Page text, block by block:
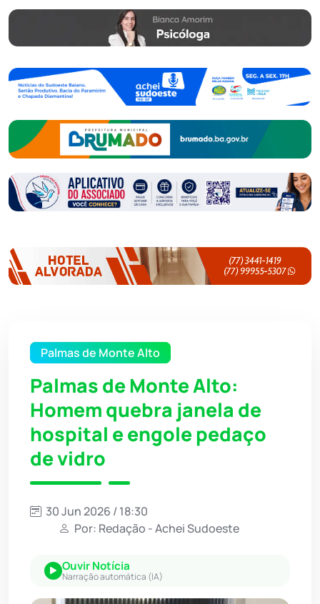
Palmas de Monte Alto
Palmas de Monte Alto:
Homem quebra janela de
hospital e engole pedaço
de vidro
30 Jun 2026 / 18:30
Por: Redação - Achei Sudoeste
Ouvir Notícia
Narração automática (IA)